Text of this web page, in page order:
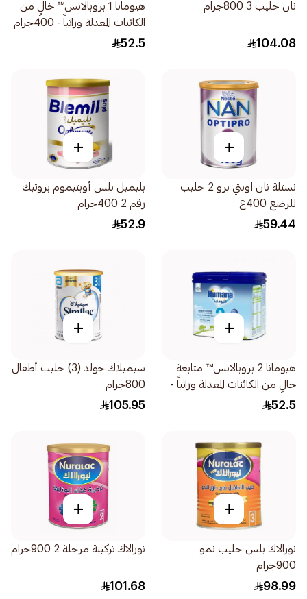
نان حليب 3 800جرام
104.08
هيومانا 1 بروبالانس™ خالٍ من
الكائنات المعدلة وراثياً - 400جرام
52.5
+
نستلة نان اوبتي برو 2 حليب
للرضع 400غ
59.44
+
بليميل بلس أوبتيموم بروتيك
رقم 2 400جرام
52.9
+
هيومانا 2 بروبالانس™ متابعة
خالٍ من الكائنات المعدلة وراثياً -
400جرام
52.5
+
سيميلاك جولد (3) حليب أطفال
800جرام
105.95
+
نورالاك بلس حليب نمو
900جرام
98.99
+
نورالاك تركيبة مرحلة 2 900جرام
101.68